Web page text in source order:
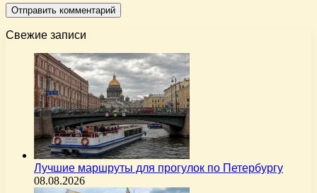
Свежие записи
Лучшие маршруты для прогулок по Петербургу
08.08.2026